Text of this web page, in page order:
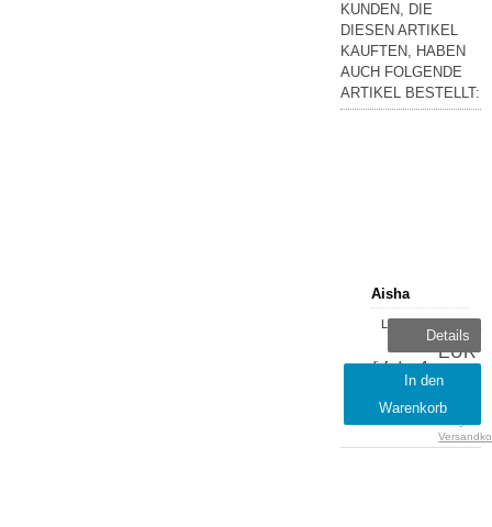
KUNDEN, DIE
DIESEN ARTIKEL
KAUFTEN, HABEN
AUCH FOLGENDE
ARTIKEL BESTELLT:
Aisha
Lieferzeit:
sofort
lieferbar, 1-
2 Tage
18,79
EUR
MwSt.
Details
In den
Warenkorb